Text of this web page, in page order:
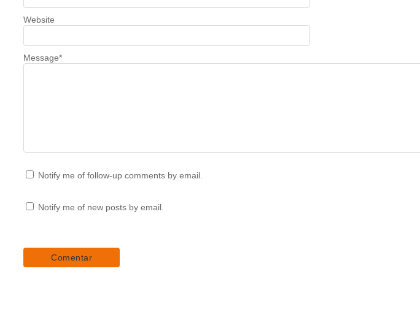
Message*
Website
Notify me of follow-up comments by email.
Notify me of new posts by email.